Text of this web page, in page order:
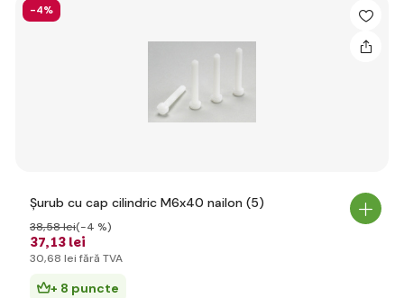
-4%
Șurub cu cap cilindric M6x40 nailon (5)
37,13 lei
38,58 lei(-4 %)
30,68 lei fără TVA
+ 8 puncte